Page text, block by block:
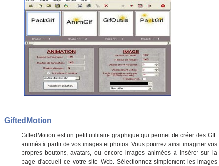
GiftedMotion
GiftedMotion est un petit utilitaire graphique qui permet de créer des GIF
animés à partir de vos images et photos. Vous pourrez ainsi imaginer vos
propres boutons, avatars, ou encore images animées à insérer sur la
page d'accueil de votre site Web. Sélectionnez simplement les images